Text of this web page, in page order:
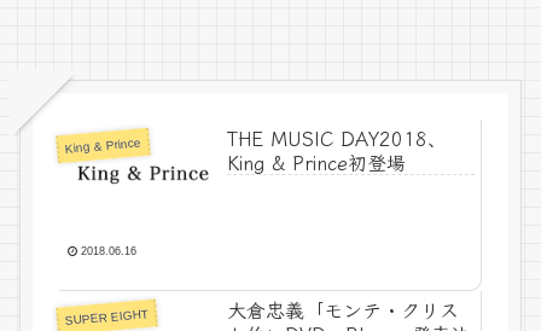
King & Prince
THE MUSIC DAY2018、
King & Prince初登場
2018.06.16
SUPER EIGHT
大倉忠義「モンテ・クリス